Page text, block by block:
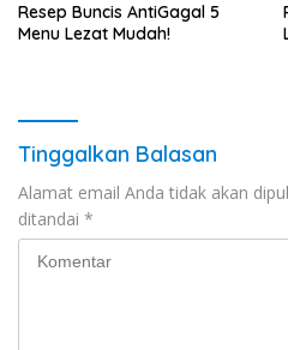
Resep Buncis AntiGagal 5
Menu Lezat Mudah!
Tinggalkan Balasan
Alamat email Anda tidak akan
ditandai *